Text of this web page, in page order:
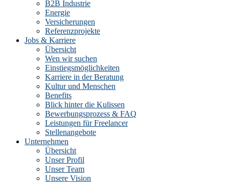
B2B Industrie
Energie
Versicherungen
Referenzprojekte
Jobs & Karriere
Übersicht
Wen wir suchen
Einstiegsmöglichkeiten
Karriere in der Beratung
Kultur und Menschen
Benefits
Blick hinter die Kulissen
Bewerbungsprozess & FAQ
Leistungen für Freelancer
Stellenangebote
Unternehmen
Übersicht
Unser Profil
Unser Team
Unsere Vision